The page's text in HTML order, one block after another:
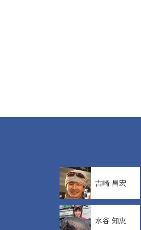
吉崎 昌宏
水谷 知恵